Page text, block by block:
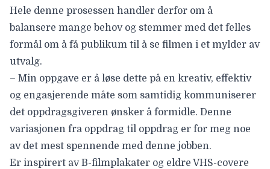
Hele denne prosessen handler derfor om å
balansere mange behov og stemmer med det felles
formål om å få publikum til å se filmen i et mylder av
utvalg.
– Min oppgave er å løse dette på en kreativ, effektiv
og engasjerende måte som samtidig kommuniserer
det oppdragsgiveren ønsker å formidle. Denne
variasjonen fra oppdrag til oppdrag er for meg noe
av det mest spennende med denne jobben.
Er inspirert av B-filmplakater og eldre VHS-covere